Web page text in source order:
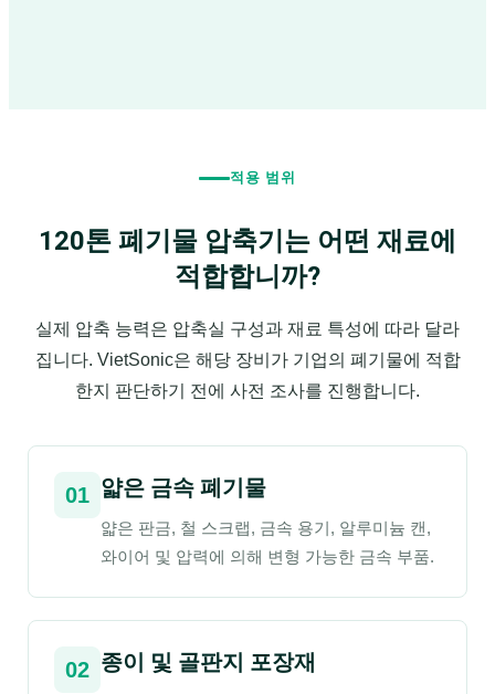
적용 범위
120톤 폐기물 압축기는 어떤 재료에
적합합니까?
실제 압축 능력은 압축실 구성과 재료 특성에 따라 달라
집니다. VietSonic은 해당 장비가 기업의 폐기물에 적합
한지 판단하기 전에 사전 조사를 진행합니다.
01 얇은 금속 폐기물
얇은 판금, 철 스크랩, 금속 용기, 알루미늄 캔,
와이어 및 압력에 의해 변형 가능한 금속 부품.
02 종이 및 골판지 포장재